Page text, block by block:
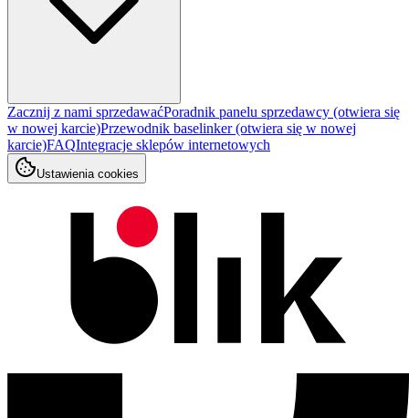
Zacznij z nami sprzedawaćPoradnik panelu sprzedawcy (otwiera się
w nowej karcie)Przewodnik baselinker(otwiera się w nowej
karcie)FAQIntegracje sklepów internetowych
Ustawienia cookies